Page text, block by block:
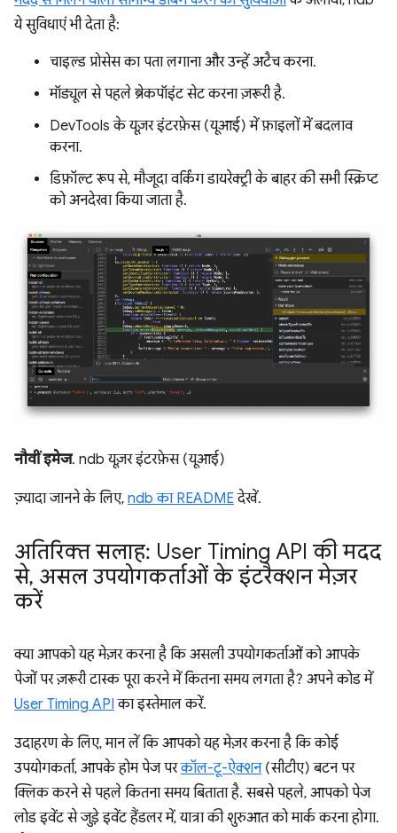
ये सुविधाएं भी देता है:
चाइल्ड प्रोसेस का पता लगाना और उन्हें अटैच करना.
मॉड्यूल से पहले ब्रेकपॉइंट सेट करना ज़रूरी है.
DevTools के यूज़र इंटरफ़ेस (यूआई) में फ़ाइलों में बदलाव
करना.
डिफ़ॉल्ट रूप से, मौजूदा वर्किंग डायरेक्ट्री के बाहर की सभी स्क्रिप्ट
को अनदेखा किया जाता है.
नौवीं इमेज. ndb यूज़र इंटरफ़ेस (यूआई)
ज़्यादा जानने के लिए, ndb का READMEदेखें.
अतिरिक्त सलाह: User Timing API की मदद
से, असल उपयोगकर्ताओं के इंटरैक्शन मेज़र
करें
क्या आपको यह मेज़र करना है कि असली उपयोगकर्ताओं को आपके
पेजों पर ज़रूरी टास्क पूरा करने में कितना समय लगता है? अपने कोड में
User Timing API का इस्तेमाल करें.
उदाहरण के लिए, मान लें कि आपको यह मेज़र करना है कि कोई
उपयोगकर्ता, आपके होम पेज परकॉल-टू-ऐक्शन(सीटीए) बटन पर
क्लिक करने से पहले कितना समय बिताता है. सबसे पहले, आपको पेज
लोड इवेंट से जुड़े इवेंट हैंडलर में, यात्रा की शुरुआत को मार्क करना होगा.